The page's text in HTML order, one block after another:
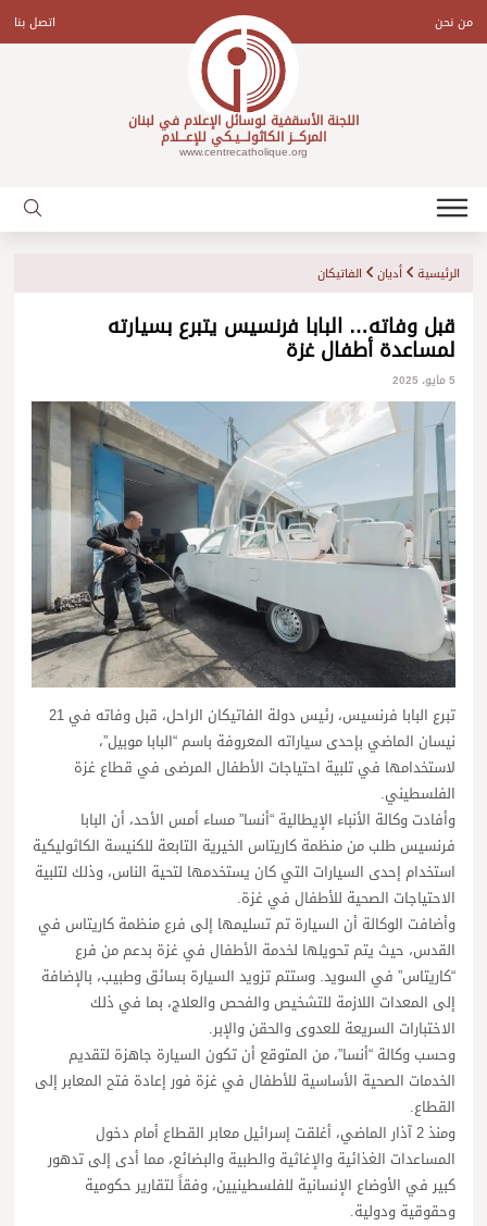
contentمن نحن اتصل بنا
اللجنة الأسقفية لوسائل الإعلام في لبنان
المركـــز الكاثولـــيـكي للإعـــلام
www.centrecatholique.org
الرئيسية أديان الفاتيكان
قبل وفاته… البابا فرنسيس يتبرع بسيارته
لمساعدة أطفال غزة
5 مايو، 2025
تبرع البابا فرنسيس، رئيس دولة الفاتيكان الراحل، قبل وفاته في 21
نيسان الماضي بإحدى سياراته المعروفة باسم “البابا موبيل”،
لاستخدامها في تلبية احتياجات الأطفال المرضى في قطاع غزة
الفلسطيني.
وأفادت وكالة الأنباء الإيطالية “أنسا” مساء أمس الأحد، أن البابا
فرنسيس طلب من منظمة كاريتاس الخيرية التابعة للكنيسة الكاثوليكية
استخدام إحدى السيارات التي كان يستخدمها لتحية الناس، وذلك لتلبية
الاحتياجات الصحية للأطفال في غزة.
وأضافت الوكالة أن السيارة تم تسليمها إلى فرع منظمة كاريتاس في
القدس، حيث يتم تحويلها لخدمة الأطفال في غزة بدعم من فرع
“كاريتاس” في السويد. وستتم تزويد السيارة بسائق وطبيب، بالإضافة
إلى المعدات اللازمة للتشخيص والفحص والعلاج، بما في ذلك
الاختبارات السريعة للعدوى والحقن والإبر.
وحسب وكالة “أنسا”، من المتوقع أن تكون السيارة جاهزة لتقديم
الخدمات الصحية الأساسية للأطفال في غزة فور إعادة فتح المعابر إلى
القطاع.
ومنذ 2 آذار الماضي، أغلقت إسرائيل معابر القطاع أمام دخول
المساعدات الغذائية والإغاثية والطبية والبضائع، مما أدى إلى تدهور
كبير في الأوضاع الإنسانية للفلسطينيين، وفقاً لتقارير حكومية
وحقوقية ودولية.